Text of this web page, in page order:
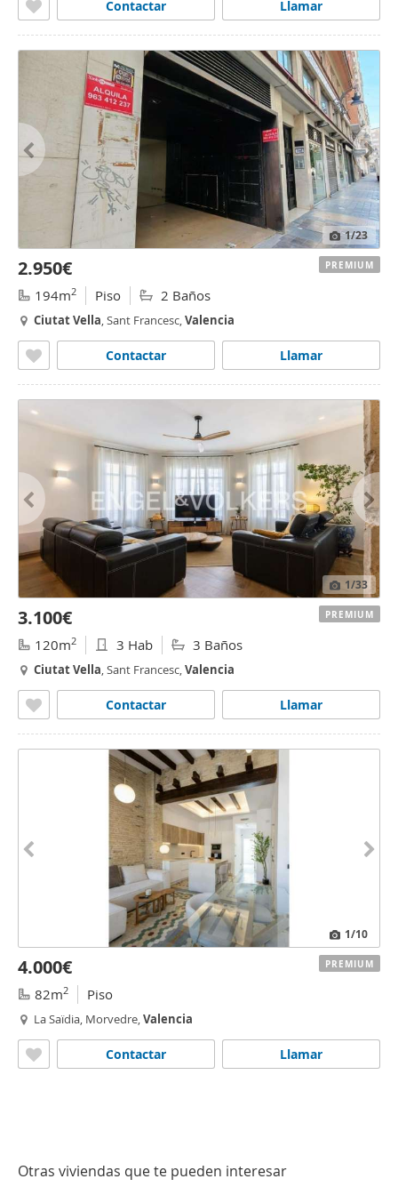
Llamar
Contactar
1/23
2.950€
194m2 Piso 2 Baños
CiutatVella, Sant Francesc,Valencia
Llamar
Contactar
PREMIUM
1/33
3.100€
120m2 3 Hab 3 Baños
CiutatVella, Sant Francesc,Valencia
Llamar
Contactar
PREMIUM
1/10
4.000€
82m2 Piso
La Saïdia, Morvedre,Valencia
Llamar
Contactar
PREMIUM
Otras viviendas que te pueden interesar